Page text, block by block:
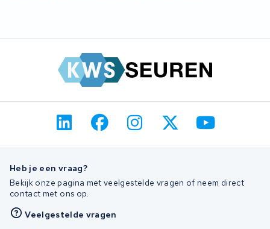
Heb je een vraag?
Bekijk onze pagina met veelgestelde vragen of neem direct
contact met ons op.
Veelgestelde vragen